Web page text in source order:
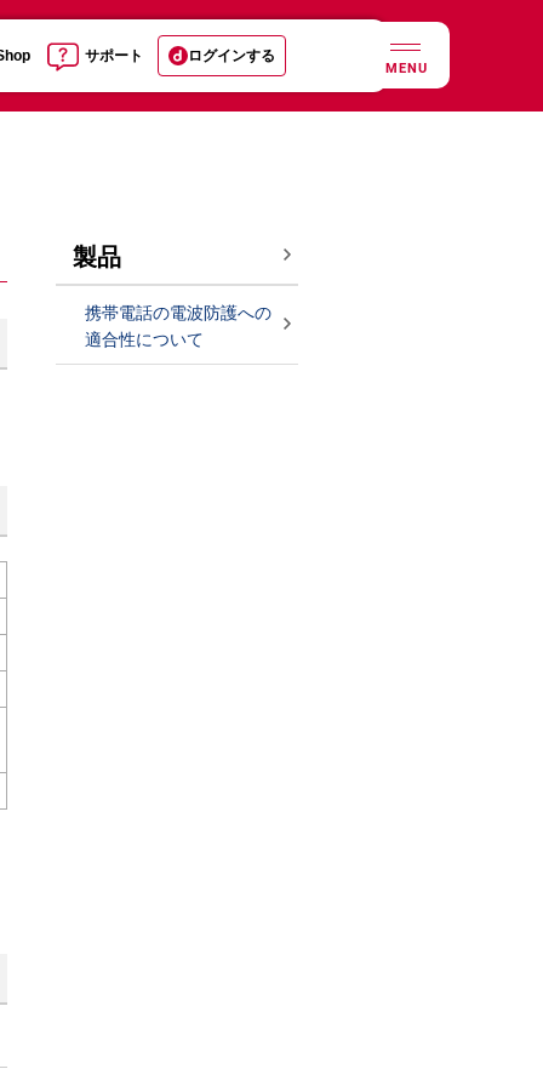
サポート ログインする
MENU
製品
携帯電話の電波防護への
適合性について